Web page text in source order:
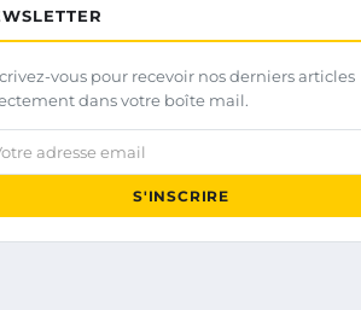
vous pour recevoir nos derniers articles
dans votre boîte mail.
adresse email
S'INSCRIRE